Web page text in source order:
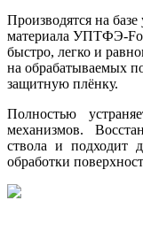
Производятся на
материала УПТФЭ-
быстро, легко и
на обрабатываемых
защитную плёнку.
Полностью
механизмов.
ствола и подходит
обработки